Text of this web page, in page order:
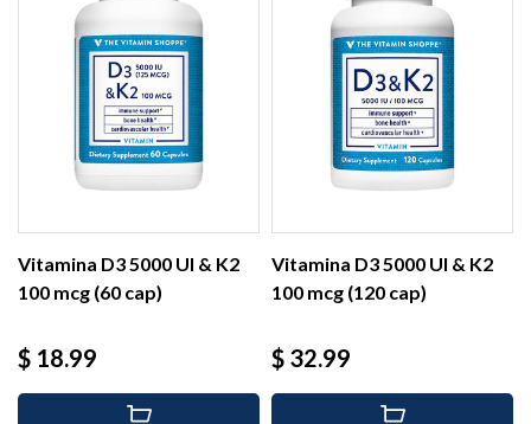
Vitamina D3 5000 UI & K2
100 mcg (60 cap)
Precio
$ 18.99
Vitamina D3 5000 UI & K2
100 mcg (120 cap)
Precio
$ 32.99